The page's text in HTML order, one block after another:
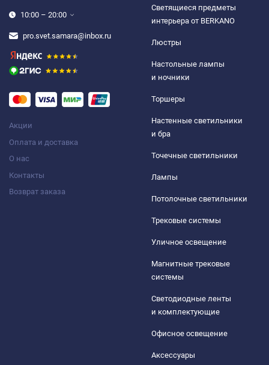
10:00 – 20:00
pro.svet.samara@inbox.ru
Акции
Оплата и доставка
О нас
Контакты
Возврат заказа
Светящиеся предметы
интерьера от BERKANO
Люстры
Настольные лампы
и ночники
Торшеры
Настенные светильники
и бра
Точечные светильники
Лампы
Потолочные светильники
Трековые системы
Уличное освещение
Магнитные трековые
системы
Светодиодные ленты
и комплектующие
Офисное освещение
Аксессуары